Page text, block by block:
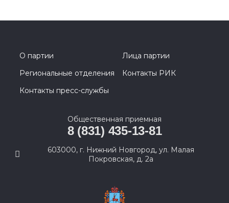
О партии
Лица партии
Региональные отделения
Контакты РИК
Контакты пресс-службы
Общественная приемная
8 (831) 435-13-81
603000, г. Нижний Новгород, ул. Малая
Покровская, д. 2а